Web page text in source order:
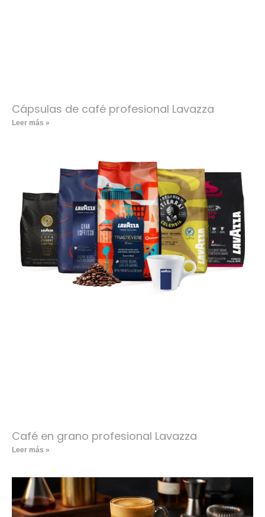
Cápsulas de café profesional Lavazza
Leer más »
Café en grano profesional Lavazza
Leer más »